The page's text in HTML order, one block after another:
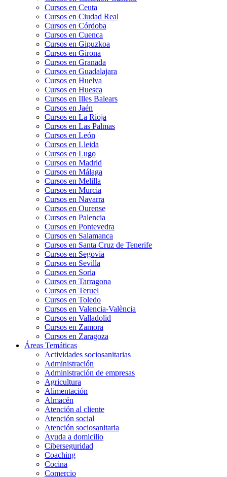
Cursos en Ceuta
Cursos en Ciudad Real
Cursos en Córdoba
Cursos en Cuenca
Cursos en Gipuzkoa
Cursos en Girona
Cursos en Granada
Cursos en Guadalajara
Cursos en Huelva
Cursos en Huesca
Cursos en Illes Balears
Cursos en Jaén
Cursos en La Rioja
Cursos en Las Palmas
Cursos en León
Cursos en Lleida
Cursos en Lugo
Cursos en Madrid
Cursos en Málaga
Cursos en Melilla
Cursos en Murcia
Cursos en Navarra
Cursos en Ourense
Cursos en Palencia
Cursos en Pontevedra
Cursos en Salamanca
Cursos en Santa Cruz de Tenerife
Cursos en Segovia
Cursos en Sevilla
Cursos en Soria
Cursos en Tarragona
Cursos en Teruel
Cursos en Toledo
Cursos en Valencia-València
Cursos en Valladolid
Cursos en Zamora
Cursos en Zaragoza
Áreas Temáticas
Actividades sociosanitarias
Administración
Administración de empresas
Agricultura
Alimentación
Almacén
Atención al cliente
Atención social
Atención sociosanitaria
Ayuda a domicilio
Ciberseguridad
Coaching
Cocina
Comercio